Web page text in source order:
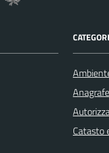
Catasto